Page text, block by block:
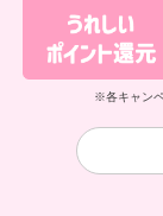
※各キャン